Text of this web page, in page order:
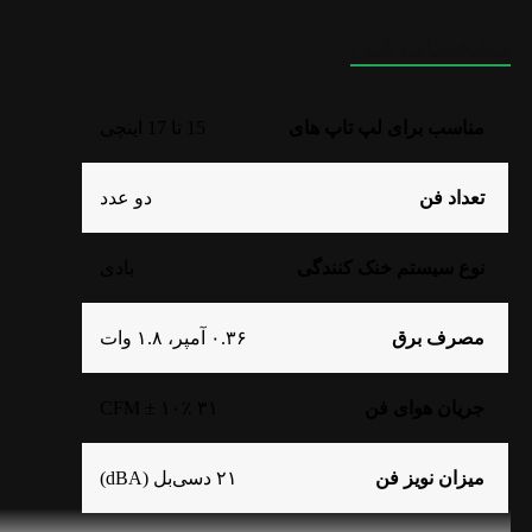
می‌برند.
دانشجویان و کاربران روزمره:
برنامه‌نویسان:
تولیدکنندگان محتوا:
سطح مشبک و مجهز به فن می‌تواند به
اهمیت دارد، U2 Plus تمرکز اصلی خود را روی این امکانات نگذاشته است.
تعداد فن دو عدد
مصرف برق ۰.۳۶ آمپر، ۱.۸ وات
میزان نویز فن ۲۱ دسی‌بل (dBA)